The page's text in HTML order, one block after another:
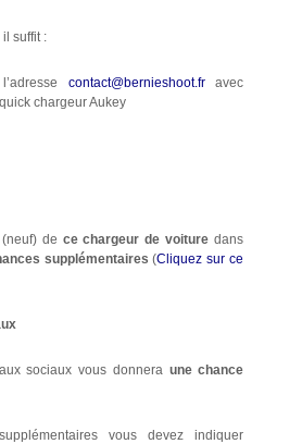
il suffit :
contact@bernieshoot.fravec
chargeur Aukey
de ce chargeur de voiture dans
supplémentaires (Cliquez sur ce
sociaux vous donnera une chance
vous devez indiquer